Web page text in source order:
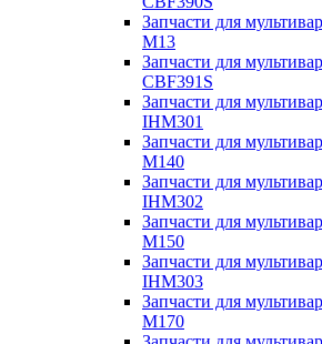
Запчасти для
M13
Запчасти для
CBF391S
Запчасти для
IHM301
Запчасти для
M140
Запчасти для
IHM302
Запчасти для
M150
Запчасти для
IHM303
Запчасти для
M170